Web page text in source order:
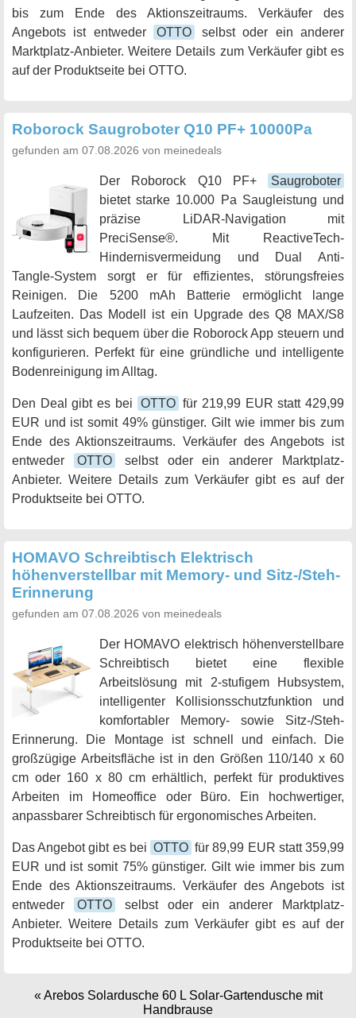
bis zum Ende des Aktionszeitraums. Verkäufer des
Angebots ist entweder
OTTO
selbst oder ein anderer
Marktplatz-Anbieter. Weitere Details zum Verkäufer gibt es
auf der Produktseite bei OTTO.
Roborock Saugroboter Q10 PF+ 10000Pa
gefunden am 07.08.2026 von meinedeals
Der Roborock Q10 PF+
Saugroboter
bietet starke 10.000 Pa Saugleistung und
präzise LiDAR-Navigation mit
PreciSense®. Mit ReactiveTech-
Hindernisvermeidung und Dual Anti-
Tangle-System sorgt er für effizientes, störungsfreies
Reinigen. Die 5200 mAh Batterie ermöglicht lange
Laufzeiten. Das Modell ist ein Upgrade des Q8 MAX/S8
und lässt sich bequem über die Roborock App steuern und
konfigurieren. Perfekt für eine gründliche und intelligente
Bodenreinigung im Alltag.
Den Deal gibt es bei OTTO für 219,99 EUR statt 429,99
EUR und ist somit 49% günstiger. Gilt wie immer bis zum
Ende des Aktionszeitraums. Verkäufer des Angebots ist
entweder
OTTO
selbst oder ein anderer Marktplatz-
Anbieter. Weitere Details zum Verkäufer gibt es auf der
Produktseite bei OTTO.
HOMAVO Schreibtisch Elektrisch
höhenverstellbar mit Memory- und Sitz-/Steh-
Erinnerung
gefunden am 07.08.2026 von meinedeals
Der HOMAVO elektrisch höhenverstellbare
Schreibtisch bietet eine flexible
Arbeitslösung mit 2-stufigem Hubsystem,
intelligenter Kollisionsschutzfunktion und
komfortabler Memory- sowie Sitz-/Steh-
Erinnerung. Die Montage ist schnell und einfach. Die
großzügige Arbeitsfläche ist in den Größen 110/140 x 60
cm oder 160 x 80 cm erhältlich, perfekt für produktives
Arbeiten im Homeoffice oder Büro. Ein hochwertiger,
anpassbarer Schreibtisch für ergonomisches Arbeiten.
Das Angebot gibt es bei OTTO für 89,99 EUR statt 359,99
EUR und ist somit 75% günstiger. Gilt wie immer bis zum
Ende des Aktionszeitraums. Verkäufer des Angebots ist
entweder
OTTO
selbst oder ein anderer Marktplatz-
Anbieter. Weitere Details zum Verkäufer gibt es auf der
Produktseite bei OTTO.
« Arebos Solardusche 60 L Solar-Gartendusche mit
Handbrause